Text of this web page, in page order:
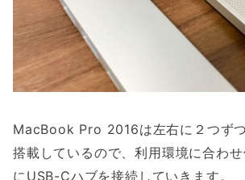
MacBook Pro 2016は左右に２つず
搭載しているので、利用環境に合わせ
にUSB-Cハブを接続していきます。